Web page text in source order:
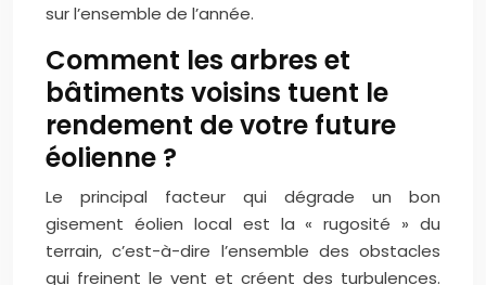
sur l’ensemble de l’année.
Comment les arbres et
bâtiments voisins tuent le
rendement de votre future
éolienne ?
Le principal facteur qui dégrade un bon
gisement éolien local est la « rugosité » du
terrain, c’est-à-dire l’ensemble des obstacles
qui freinent le vent et créent des turbulences.